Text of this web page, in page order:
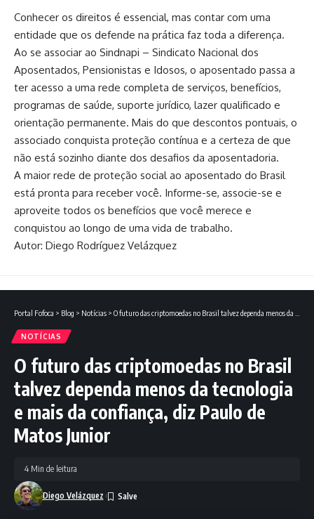
Conhecer os direitos é essencial, mas contar com uma
entidade que os defende na prática faz toda a diferença.
Ao se associar ao Sindnapi – Sindicato Nacional dos
Aposentados, Pensionistas e Idosos, o aposentado passa a
ter acesso a uma rede completa de serviços, benefícios,
programas de saúde, suporte jurídico, lazer qualificado e
orientação permanente. Mais do que descontos pontuais, o
associado conquista proteção contínua e a certeza de que
não está sozinho diante dos desafios da aposentadoria.
A maior rede de proteção social ao aposentado do Brasil
está pronta para receber você. Informe-se, associe-se e
aproveite todos os benefícios que você merece e
conquistou ao longo de uma vida de trabalho.
Autor: Diego Rodríguez Velázquez
Portal Fofoca > Blog > Notícias > O futuro das criptomoedas no Brasil talvez dependa menos da tecnologia e mais da confiança, diz Paulo de Matos Junior
NOTÍCIAS
O futuro das criptomoedas no Brasil
talvez dependa menos da tecnologia
e mais da confiança, diz Paulo de
Matos Junior
Diego Velázquez
4 Min de leitura